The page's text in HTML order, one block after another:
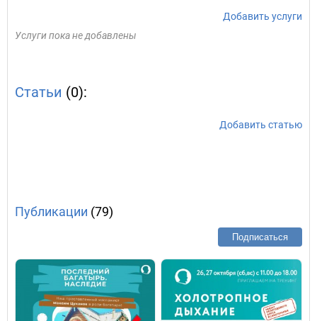
Добавить услуги
Услуги пока не добавлены
Статьи (0):
Добавить статью
Публикации (79)
Подписаться